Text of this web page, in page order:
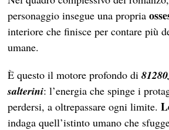
personaggio insegue una propria
interiore che finisce per contare più
umane.
È questo il motore profondo di
salterini: l’energia che spinge i
perdersi, a oltrepassare ogni limite.
indaga quell’istinto umano che